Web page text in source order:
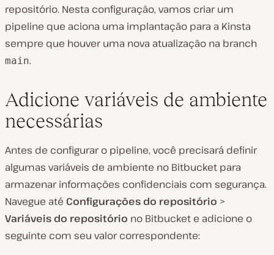
repositório. Nesta configuração, vamos criar um
pipeline que aciona uma implantação para a Kinsta
sempre que houver uma nova atualização na branch
main.
Adicione variáveis de ambiente
necessárias
Antes de configurar o pipeline, você precisará definir
algumas variáveis de ambiente no Bitbucket para
armazenar informações confidenciais com segurança.
Navegue até Configurações do repositório >
Variáveis do repositório no Bitbucket e adicione o
seguinte com seu valor correspondente: